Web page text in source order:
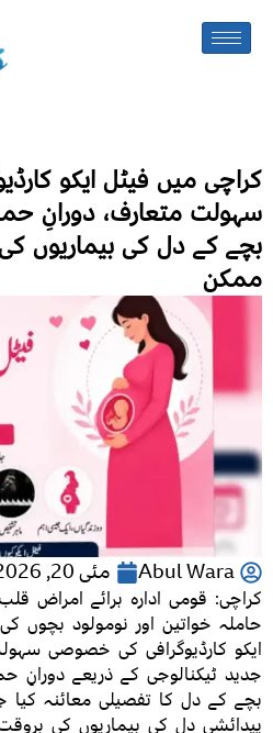
کراچی میں فیٹل ایکو
سہولت متعارف، دورانِ
بچے کے دل کی بیماریوں
ممکن
Abul Wara مئی 20, 2026
کراچی: قومی ادارہ برائے امراض
حاملہ خواتین اور نومولود بچوں
ایکو کارڈیوگرافی کی خصوصی
جدید ٹیکنالوجی کے ذریعے
بچے کے دل کا تفصیلی معائنہ
پیدائشی دل کی بیماریوں کی